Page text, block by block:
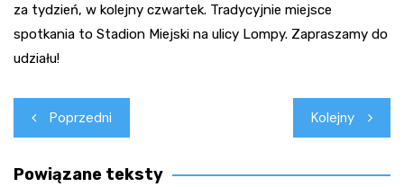
za tydzień, w kolejny czwartek. Tradycyjnie miejsce
spotkania to Stadion Miejski na ulicy Lompy. Zapraszamy do
udziału!
Nawigacja
wpisu
Poprzedni Kolejny
Powiązane teksty